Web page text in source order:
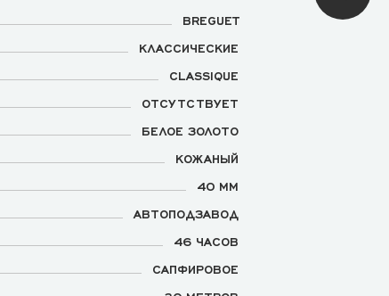
BREGUET
КЛАССИЧЕСКИЕ
CLASSIQUE
ОТСУТСТВУЕТ
БЕЛОЕ ЗОЛОТО
КОЖАНЫЙ
40 ММ
АВТОПОДЗАВОД
46 ЧАСОВ
САПФИРОВОЕ